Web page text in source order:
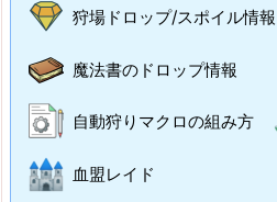
狩場ドロップ/スポイル情報
魔法書のドロップ情報
自動狩りマクロの組み方
血盟レイド